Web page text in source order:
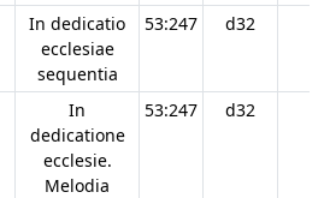
In dedicatio
ecclesiae
sequentia
53:247 d32
In
dedicatione
ecclesie.
Melodia
53:247 d32